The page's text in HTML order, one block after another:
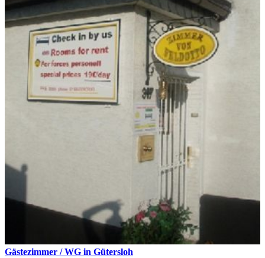
Gästezimmer / WG in Gütersloh